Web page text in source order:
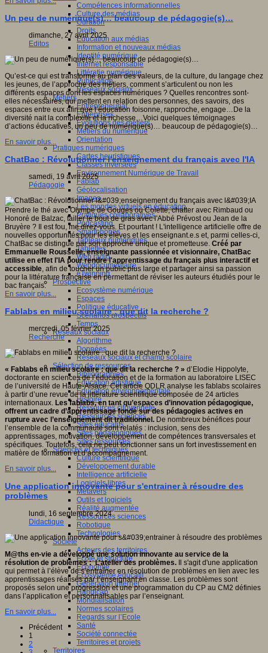
Compétences informationnelles
Culture des médias
Curation
Droits
Education aux médias
Information et nouveaux médias
Identité numérique
Internet responsable
Littératie numérique
Publication
Réseaux sociaux
Métiers
Entrepreneuriat
Entreprises
Evolutions des métiers
Métiers du numérique
Orientation
Pratiques numériques
Cartes heuristiques
Classes inversées
Environnement Numérique de Travail
Fablab
Géolocalisation
Images
Les mondes virtuels en éducation
Pratiques collaboratives
Podcasting
Smartphones
Tableaux numériques
Tablettes
Web radio
Webdocumentaire
eTwinning
Prospective
Ecosystème numérique
Espaces
Politique éducative
Scénarios prospectifs
Temps
Réseaux sociaux
Algorithme
Données
Réseaux sociaux et champ scolaire
Sélection de ressources
Bibliographies
Education artistique
Education environnementale
Histoire
Ressources citoyenneté
Ressources sciences
Sites éducatifs
Sites pédagogiques
Sites ressources
Sciences et techniques
Culture scientifique
Développement durable
Intelligence artificielle
Logiciels libres
Métavers
Outils et logiciels
Réalité augmentée
Ressources sciences
Robotique
Technologies
Société
Acteurs des territoires
Ecole et structure
Economie
Ecosystème éducatif
Génération internet
Handicap
Mondialisation
Normes scolaires
Regards sur l’Ecole
Santé
Société connectée
Territoires et projets
Territoires
Un peu de numérique(s)… beaucoup de pédagogie(s)…
dimanche, 27 avril 2025
Editos
Qu’est-ce qui est transformé au plan des valeurs, de la culture, du langage chez
les jeunes, de l’approche des métiers, comment s’articulent ou non les
différents espaces dont les espaces numériques ? Quelles rencontres sont-
elles nécessaires, qui mettent en relation des personnes, des savoirs, des
espaces entre eux afin que l’éducation foisonne, rapproche, engage…De la
diversité nait la complexité et la richesse…Voici quelques témoignages
d’actions éducatives, un peu de numérique(s)… beaucoup de pédagogie(s)…
En savoir plus...
ChatBac : Révolutionner l'enseignement du français avec l'IA
samedi, 19 avril 2025
Pédagogie
Prendre le thé avec Olympe de Gouges ou Colette, chatter avec Rimbaud ou
Honoré de Balzac, tailler le bout de gras avec l'Abbé Prévost ou Jean de la
Bruyère ? Il est fou, me direz-vous. Et pourtant ! L'intelligence artificielle offre de
nouvelles opportunités pour les élèves et les enseignant.e.s et, parmi celles-ci,
ChatBac se distingue par son approche unique et prometteuse. Créé par
Emmanuelle Rousselle, enseignante passionnée et visionnaire, ChatBac
utilise en effet l'IA pour rendre l'apprentissage du français plus interactif et
accessible, afin de toucher un public plus large et partager ainsi sa passion
pour la littérature française en permettant de réviser les auteurs étudiés pour le
bac français.
En savoir plus...
Fablabs en milieu scolaire : que dit la recherche ?
mercredi, 05 février 2025
Recherche
« Fablabs en milieu scolaire : que dit la recherche ? » d’Elodie Hippolyte,
doctorante en sciences de l’éducation et de la formation au laboratoire LISEC
de l’université de Haute-Alsace. Cet article QDLR analyse les fablabs scolaires
à partir d’une revue de la littérature scientifique composée de 24 articles
internationaux. Les fablabs, en tant qu’espaces d’innovation pédagogique,
offrent un cadre d’apprentissage fondé sur des pédagogies actives en
rupture avec l’enseignement dit traditionnel. De nombreux bénéfices pour
l’ensemble de la communauté sont relatés : inclusion, sens des
apprentissages, motivation, développement de compétences transversales et
spécifiques. Toutefois, cela ne peut fonctionner sans un fort investissement en
matière de formation et d’accompagnement.
En savoir plus...
Une application innovante pour s'entrainer à résoudre des
problèmes
lundi, 16 septembre 2024
Didactique
M@ths en-vie a développé une solution innovante au service de la
résolution de problèmes : L’atelier des problèmes. Il s'agit d'une application
qui permet à l’élève de s’entraîner en résolution de problèmes en lien avec les
apprentissages réalisés par l’enseignant en classe. Les problèmes sont
proposés selon une progression et une programmation du CP au CM2 définies
dans l’application et personnalisables par l’enseignant.
En savoir plus...
Précédent
1
2